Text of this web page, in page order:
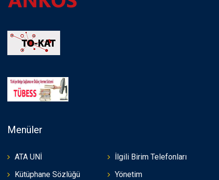
Menüler
ATA UNİ
İlgili Birim Telefonları
Kütüphane Sözlüğü
Yönetim